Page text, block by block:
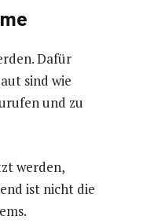
Dafür
sind wie
und zu
werden,
ist nicht die